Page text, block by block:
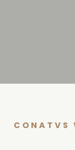
CONATVS